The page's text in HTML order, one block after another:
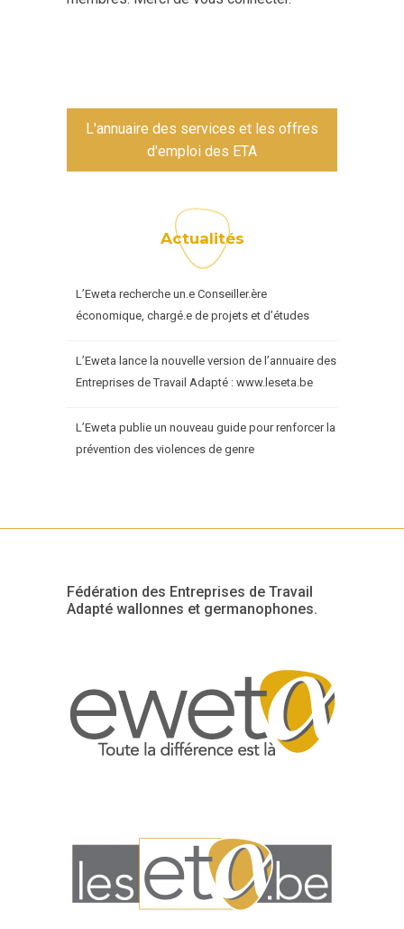
L'annuaire des services et les offres
d'emploi des ETA
Actualités
L’Eweta recherche un.e Conseiller.ère
économique, chargé.e de projets et d’études
L’Eweta lance la nouvelle version de l’annuaire des
Entreprises de Travail Adapté : www.leseta.be
L’Eweta publie un nouveau guide pour renforcer la
prévention des violences de genre
Fédération des Entreprises de Travail
Adapté wallonnes et germanophones.